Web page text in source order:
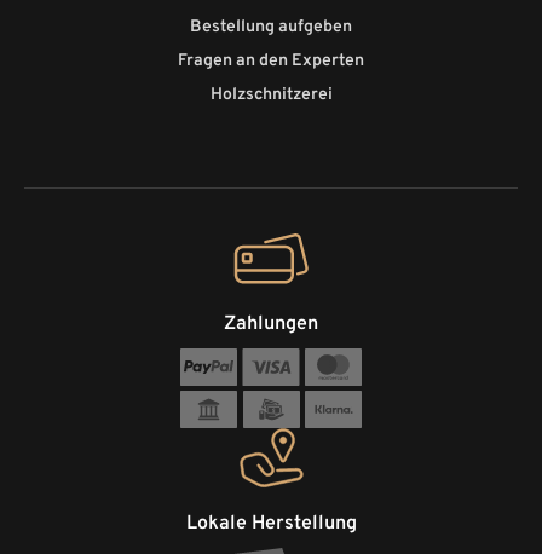
Bestellung aufgeben
Fragen an den Experten
Holzschnitzerei
Lokale Herstellung
Zahlungen